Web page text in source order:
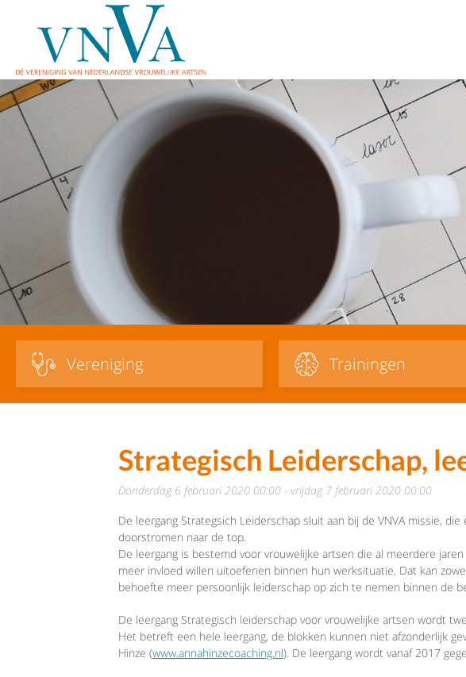
Vereniging Trainingen
Strategisch Leiderschap,
donderdag 6 februari 2020 00:00 - vrijdag 7 februari 2020 00:00
De leergang Strategsich Leiderschap sluit aan bij de VNVA missie,
doorstromen naar de top.
De leergang is bestemd voor vrouwelijke artsen die al meerdere
meer invloed willen uitoefenen binnen hun werksituatie. Dat kan
behoefte meer persoonlijk leiderschap op zich te nemen binnen de
De leergang Strategisch leiderschap voor vrouwelijke artsen wordt
Het betreft een hele leergang, de blokken kunnen niet afzonderlijk
Hinze (www.annahinzecoaching.nl). De leergang wordt vanaf 2017